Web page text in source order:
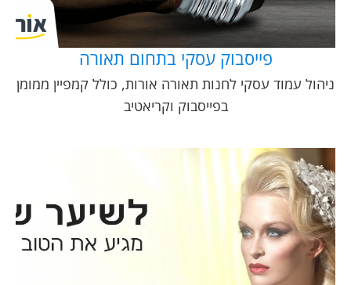
פייסבוק עסקי בתחום תאורה
ניהול עמוד עסקי לחנות תאורה אורות, כולל קמפיין ממומן
בפייסבוק וקריאטיב